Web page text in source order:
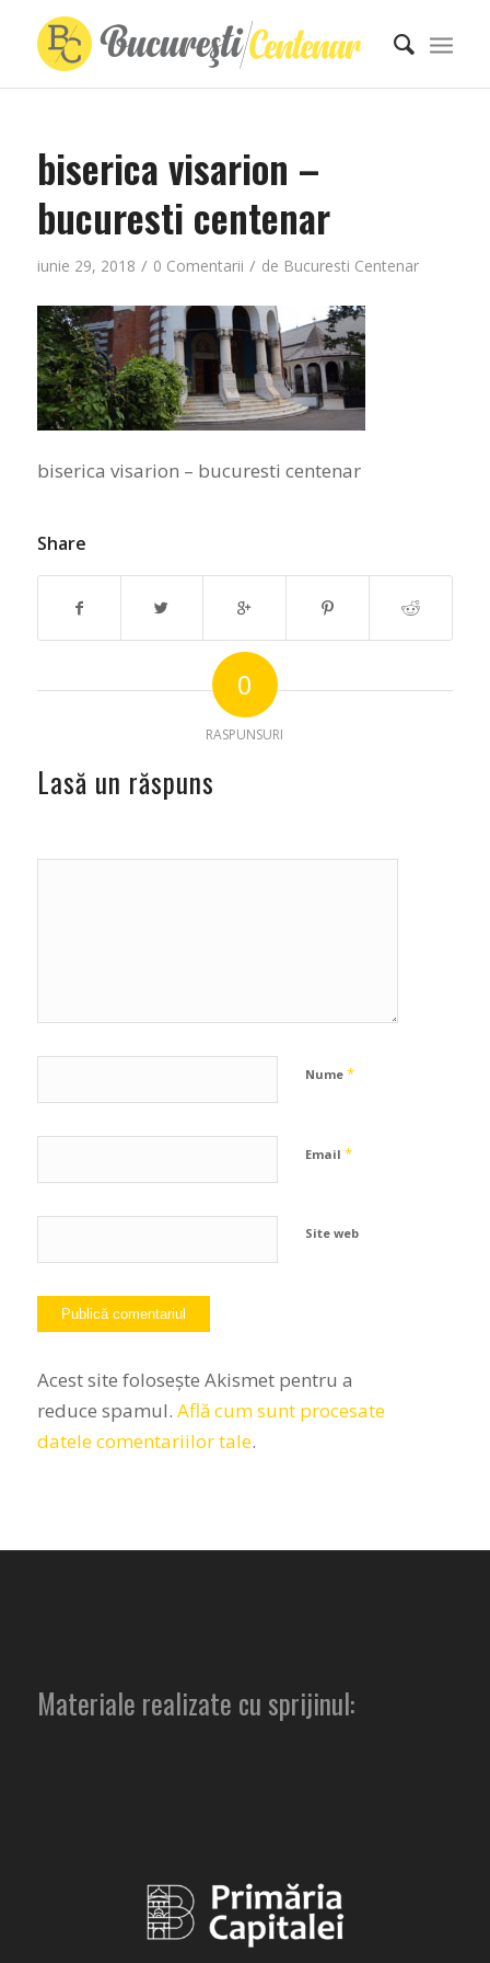
biserica visarion –
bucuresti centenar
iunie 29, 2018 / 0 Comentarii / de Bucuresti Centenar
biserica visarion – bucuresti centenar
Share
0
RASPUNSURI
Lasă un răspuns
Nume *
Email *
Site web
Acest site folosește Akismet pentru a
reduce spamul. Află cum sunt procesate
datele comentariilor tale.
Materiale realizate cu sprijinul: